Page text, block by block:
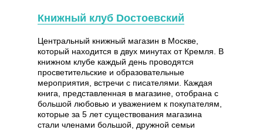
Книжный клуб Dостоевский
Центральный книжный магазин в Москве,
который находится в двух минутах от Кремля. В
книжном клубе каждый день проводятся
просветительские и образовательные
мероприятия, встречи с писателями. Каждая
книга, представленная в магазине, отобрана с
большой любовью и уважением к покупателям,
которые за 5 лет существования магазина
стали членами большой, дружной семьи